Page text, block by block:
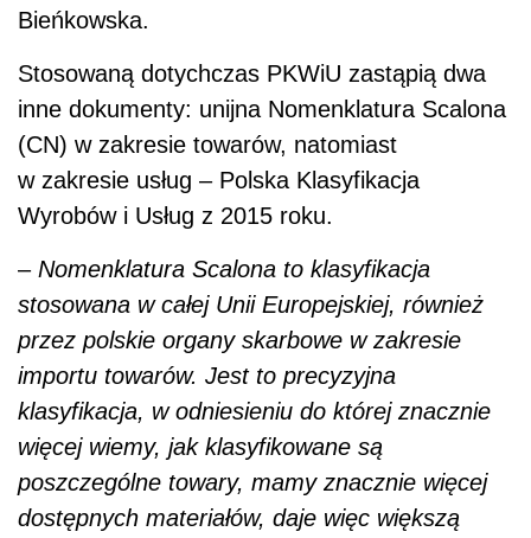
Bieńkowska.
Stosowaną dotychczas PKWiU zastąpią dwa
inne dokumenty: unijna Nomenklatura Scalona
(CN) w zakresie towarów, natomiast
w zakresie usług – Polska Klasyfikacja
Wyrobów i Usług z 2015 roku.
– Nomenklatura Scalona to klasyfikacja
stosowana w całej Unii Europejskiej, również
przez polskie organy skarbowe w zakresie
importu towarów. Jest to precyzyjna
klasyfikacja, w odniesieniu do której znacznie
więcej wiemy, jak klasyfikowane są
poszczególne towary, mamy znacznie więcej
dostępnych materiałów, daje więc większą